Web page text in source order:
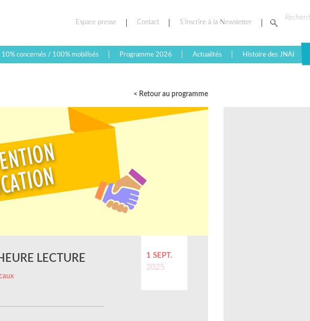
Espace presse Contact S’inscrire à la Newsletter
10% concernés / 100% mobilisés Programme 2026 Actualités Histoire des JNAI
< Retour au programme
1 SEPT.
2025
LECTURE